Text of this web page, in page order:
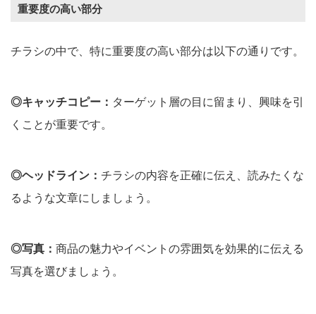
重要度の高い部分
チラシの中で、特に重要度の高い部分は以下の通りです。
◎キャッチコピー： ターゲット層の目に留まり、興味を引
くことが重要です。
◎ヘッドライン： チラシの内容を正確に伝え、読みたくな
るような文章にしましょう。
◎写真： 商品の魅力やイベントの雰囲気を効果的に伝える
写真を選びましょう。